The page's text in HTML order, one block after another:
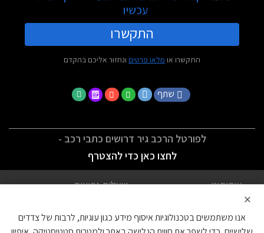
עכשיו
התקשרו
התקשרו או מלאו פרטים ונחזור אליכם בהקדם
שתף
לפורטל הרכב גיר דרושים כתבי רכב -
לחצו כאן כדי להצטרף
אודותינו
שאלות נפוצות
הצהרת נגישות
צור קשר
×
אנו משתמשים בטכנולוגיות איסוף מידע כגון עוגיות, לרבות של צדדים